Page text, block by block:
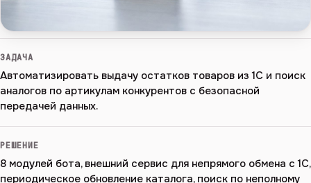
ЗАДАЧА
Автоматизировать выдачу остатков товаров из 1С и поиск
аналогов по артикулам конкурентов с безопасной
передачей данных.
РЕШЕНИЕ
8 модулей бота, внешний сервис для непрямого обмена с 1С,
периодическое обновление каталога, поиск по неполному